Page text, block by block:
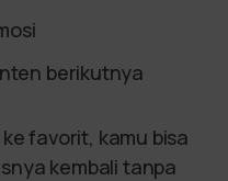
berikutnya
favorit, kamu bisa
kembali tanpa